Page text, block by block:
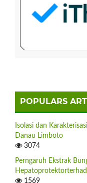
POPULARS
Isolasi dan
Danau Limboto
3074
Perngaruh Ekstrak
1569